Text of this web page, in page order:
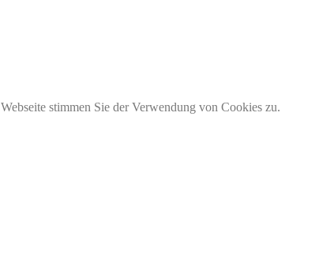
stimmen Sie der Verwendung von Cookies zu.